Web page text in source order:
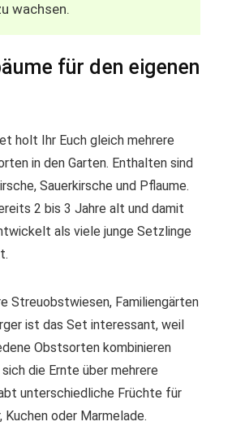
wachsen.
für den eigenen
holt Ihr Euch gleich mehrere
in den Garten. Enthalten sind
Sauerkirsche und Pflaume.
2 bis 3 Jahre alt und damit
als viele junge Setzlinge
Streuobstwiesen, Familiengärten
ist das Set interessant, weil
Obstsorten kombinieren
die Ernte über mehrere
unterschiedliche Früchte für
Kuchen oder Marmelade.